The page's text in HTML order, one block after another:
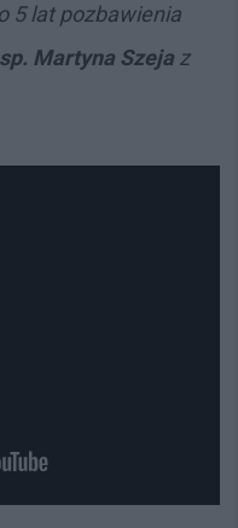
5 lat pozbawienia
Martyna Szeja z